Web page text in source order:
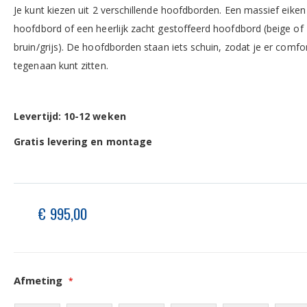
Je kunt kiezen uit 2 verschillende hoofdborden. Een massief eiken
hoofdbord of een heerlijk zacht gestoffeerd hoofdbord (beige of
bruin/grijs). De hoofdborden staan iets schuin, zodat je er
tegenaan kunt zitten.
Levertijd: 10-12 weken
Gratis levering en montage
€ 995,00
Afmeting